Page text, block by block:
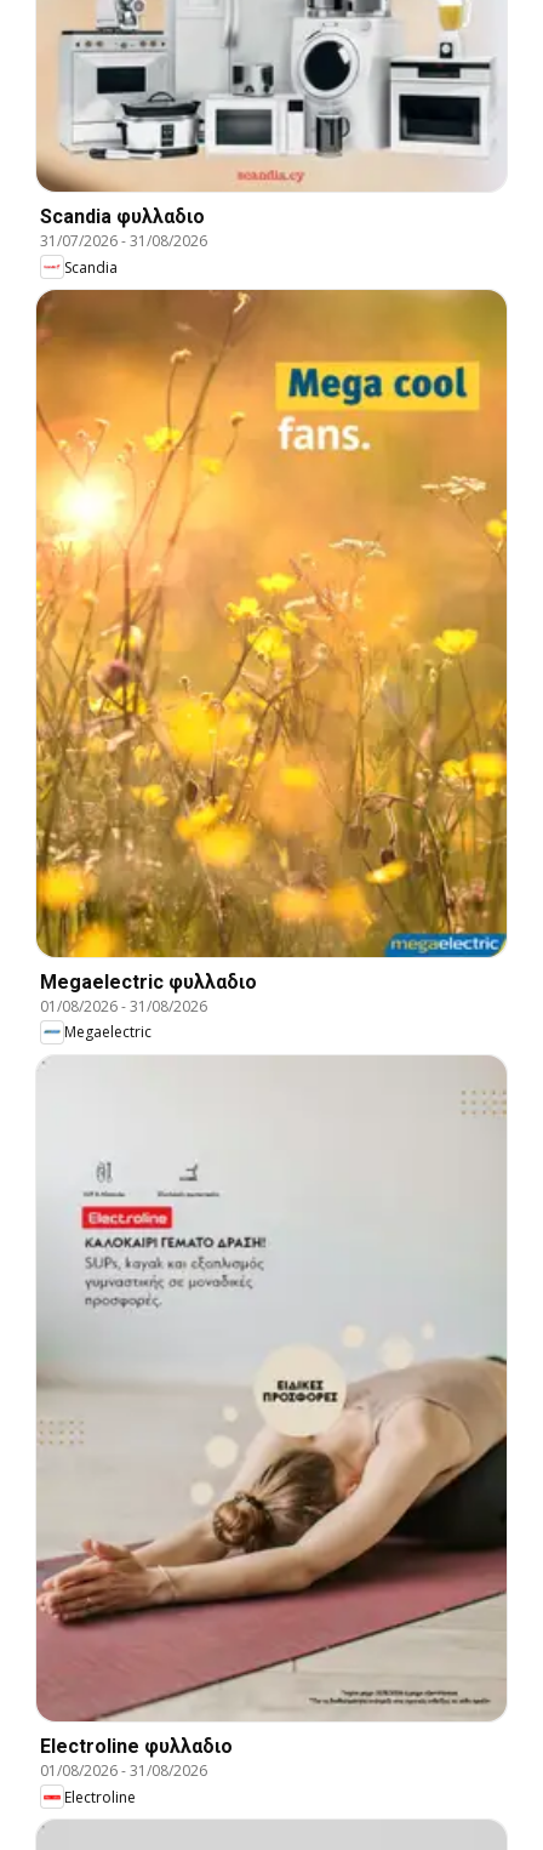
Scandia φυλλαδιο
31/07/2026-31/08/2026
Scandia
Megaelectric φυλλαδιο
01/08/2026-31/08/2026
Megaelectric
Electroline φυλλαδιο
01/08/2026-31/08/2026
Electroline